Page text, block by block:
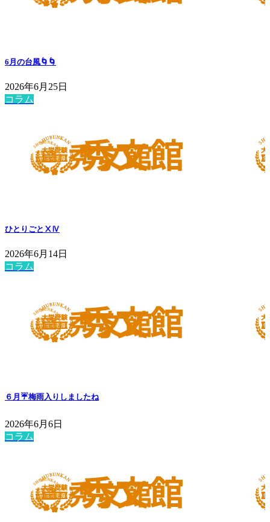
6月の台風🌀🌀
2026年6月25日
コラム
ひとりごとⅩⅣ
2026年6月14日
コラム
６月☔️梅雨入りしましたね
2026年6月6日
コラム